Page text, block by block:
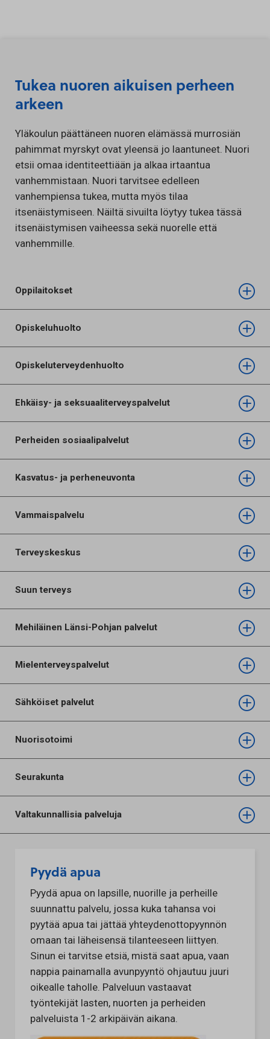
Tukea nuoren aikuisen perheen
arkeen
Yläkoulun päättäneen nuoren elämässä murrosiän
pahimmat myrskyt ovat yleensä jo laantuneet. Nuori
etsii omaa identiteettiään ja alkaa irtaantua
vanhemmistaan. Nuori tarvitsee edelleen
vanhempiensa tukea, mutta myös tilaa
itsenäistymiseen. Näiltä sivuilta löytyy tukea tässä
itsenäistymisen vaiheessa sekä nuorelle että
vanhemmille.
Oppilaitokset
Opiskeluhuolto
Opiskeluterveydenhuolto
Ehkäisy- ja seksuaaliterveyspalvelut
Perheiden sosiaalipalvelut
Kasvatus- ja perheneuvonta
Vammaispalvelu
Terveyskeskus
Suun terveys
Mehiläinen Länsi-Pohjan palvelut
Mielenterveyspalvelut
Sähköiset palvelut
Nuorisotoimi
Seurakunta
Valtakunnallisia palveluja
Pyydä apua
Pyydä apua on lapsille, nuorille ja perheille
suunnattu palvelu, jossa kuka tahansa voi
pyytää apua tai jättää yhteydenottopyynnön
omaan tai läheisensä tilanteeseen liittyen.
Sinun ei tarvitse etsiä, mistä saat apua, vaan
nappia painamalla avunpyyntö ohjautuu juuri
oikealle taholle. Palveluun vastaavat
työntekijät lasten, nuorten ja perheiden
palveluista 1-2 arkipäivän aikana.